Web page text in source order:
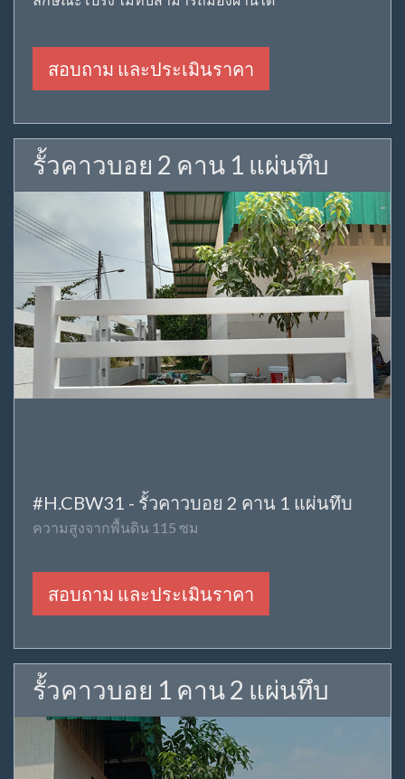
สอบถาม และประเมินราคา
รั้วคาวบอย 2 คาน 1 แผ่นทึบ
#H.CBW31 - รั้วคาวบอย 2 คาน 1 แผ่นทึบ
ความสูงจากพื้นดิน 115 ซม
สอบถาม และประเมินราคา
รั้วคาวบอย 1 คาน 2 แผ่นทึบ